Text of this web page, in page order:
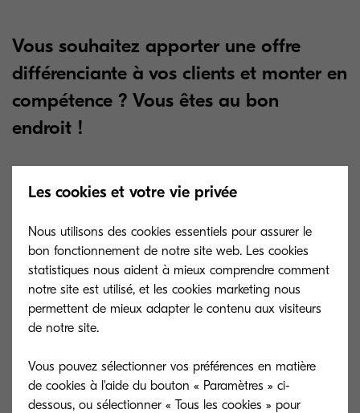
Vous souhaitez apporter une offre
différenciante à vos clients et monter en
compétence ? Vous êtes au bon
endroit !
support commercial et technique,
formations spécifiques, des avantages
marketing exclusifs.
Une réelle reconnaissance de la part
de Kyocera en tant qu’expert logiciels
Une expertise à mettre en avant dans
vos réponses à appel d’offres
Les cookies et votre vie privée
Nous utilisons des cookies essentiels pour assurer le
bon fonctionnement de notre site web. Les cookies
statistiques nous aident à mieux comprendre comment
notre site est utilisé, et les cookies marketing nous
permettent de mieux adapter le contenu aux visiteurs
de notre site.
Vous pouvez sélectionner vos préférences en matière
de cookies à l'aide du bouton « Paramètres » ci-
dessous, ou sélectionner « Tous les cookies » pour